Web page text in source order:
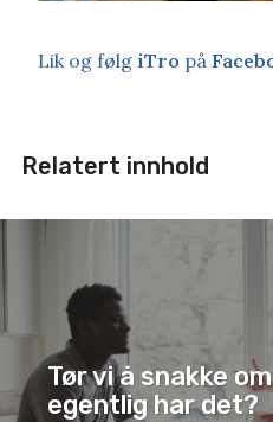
Lik og følg iTro på
Relatert innhold
Tør vi å snakke
egentlig har det?